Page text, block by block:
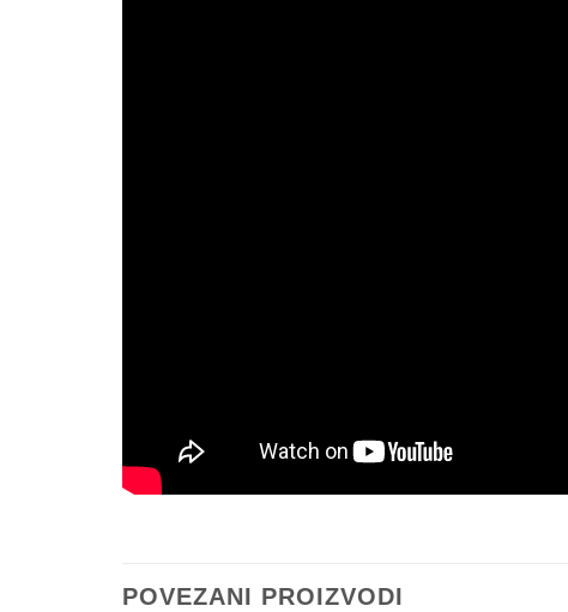
POVEZANI PROIZVODI